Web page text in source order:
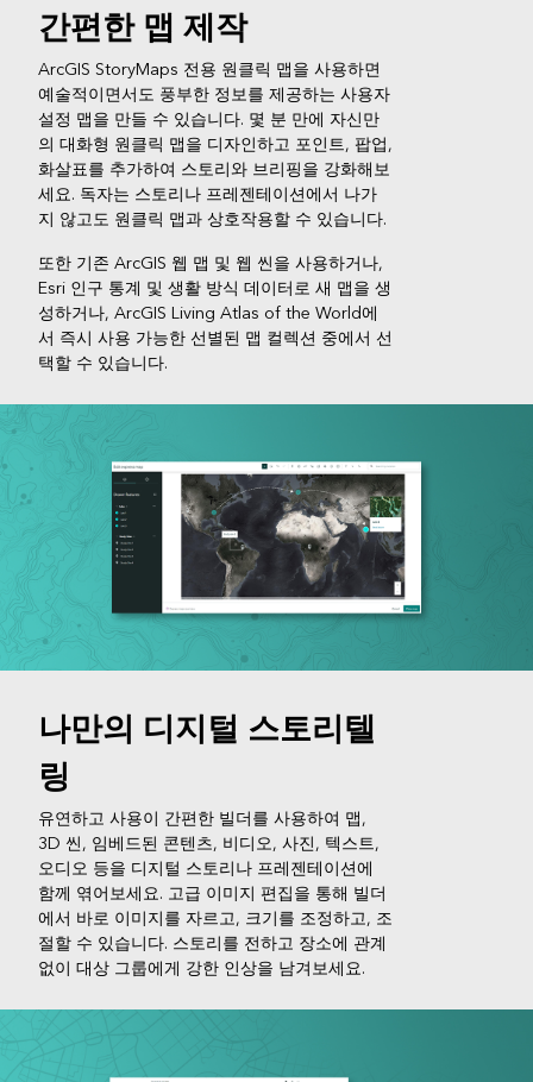
간편한 맵 제작
ArcGIS StoryMaps 전용 원클릭 맵을 사용하면
예술적이면서도 풍부한 정보를 제공하는 사용자
설정 맵을 만들 수 있습니다. 몇 분 만에 자신만
의 대화형 원클릭 맵을 디자인하고 포인트, 팝업,
화살표를 추가하여 스토리와 브리핑을 강화해보
세요. 독자는 스토리나 프레젠테이션에서 나가
지 않고도 원클릭 맵과 상호작용할 수 있습니다.
또한 기존 ArcGIS 웹 맵 및 웹 씬을 사용하거나,
Esri 인구 통계 및 생활 방식 데이터로 새 맵을 생
성하거나, ArcGIS Living Atlas of the World에
서 즉시 사용 가능한 선별된 맵 컬렉션 중에서 선
택할 수 있습니다.
나만의 디지털 스토리텔
링
유연하고 사용이 간편한 빌더를 사용하여 맵,
3D 씬, 임베드된 콘텐츠, 비디오, 사진, 텍스트,
오디오 등을 디지털 스토리나 프레젠테이션에
함께 엮어보세요. 고급 이미지 편집을 통해 빌더
에서 바로 이미지를 자르고, 크기를 조정하고, 조
절할 수 있습니다. 스토리를 전하고 장소에 관계
없이 대상 그룹에게 강한 인상을 남겨보세요.